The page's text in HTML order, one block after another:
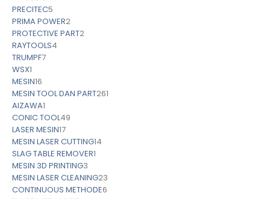
PRECITEC5
PRIMA POWER2
PROTECTIVE PART2
RAYTOOLS4
TRUMPF7
WSX1
MESIN16
MESIN TOOL DAN PART261
AIZAWA1
CONIC TOOL49
LASER MESIN17
MESIN LASER CUTTING14
SLAG TABLE REMOVER1
MESIN 3D PRINTING3
MESIN LASER CLEANING23
CONTINUOUS METHODE6